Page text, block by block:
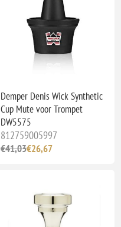
Demper Denis Wick Synthetic
Cup Mute voor Trompet
DW5575
812759005997
€41,03€26,67